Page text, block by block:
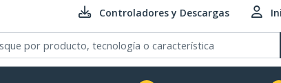
Controladores y Descargas